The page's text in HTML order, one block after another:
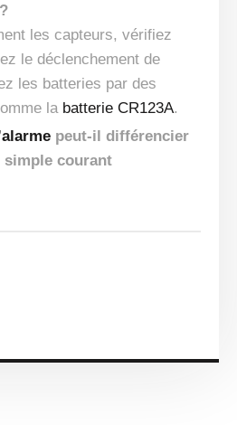
les capteurs, vérifiez
le déclenchement de
les batteries par des
la batterie CR123A.
peut-il différencier
simple courant